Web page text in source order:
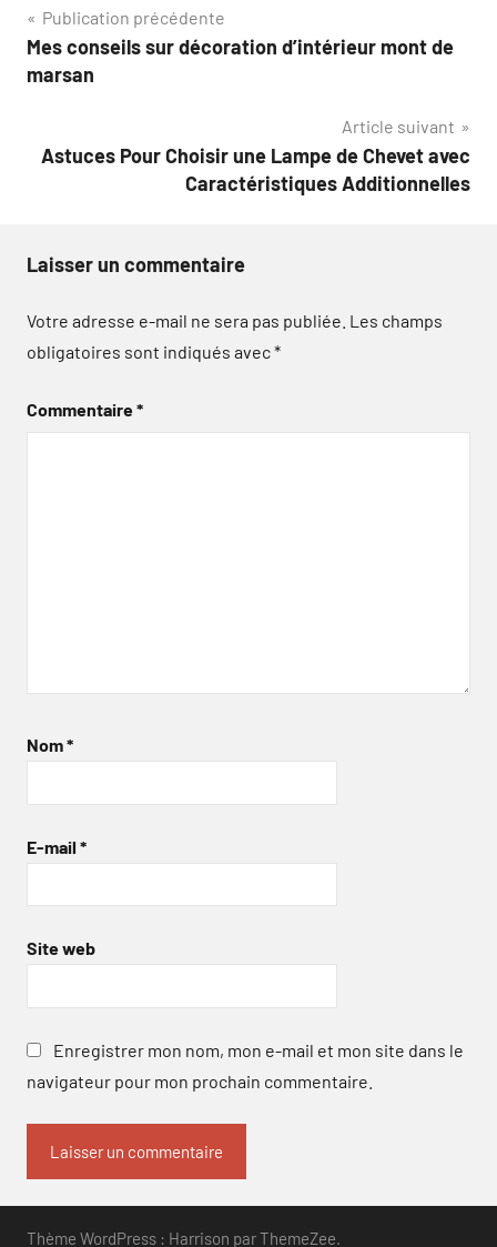
Navigation
de
Publication précédente
Mes conseils sur décoration d’intérieur mont de
marsan
Article suivant
Astuces Pour Choisir une Lampe de Chevet avec
Caractéristiques Additionnelles
Laisser un commentaire
Votre adresse e-mail ne sera pas publiée. Les champs
obligatoires sont indiqués avec*
Commentaire*
Nom*
E-mail *
Site web
Enregistrer mon nom, mon e-mail et mon site dans le
navigateur pour mon prochain commentaire.
Thème WordPress : Harrison par ThemeZee.